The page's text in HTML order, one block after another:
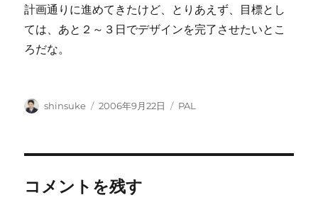
計画通りに進めてきたけど、とりあえず、目標とし
ては、あと２～３日でデザインを完了させたいとこ
ろだな。
投
shinsuke
投
2006年9月22日
カ
PAL
コメントを残す